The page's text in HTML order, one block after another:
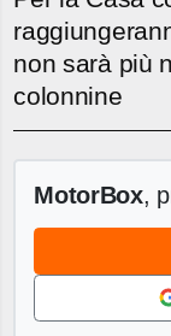
non sarà più
colonnine
MotorBox,